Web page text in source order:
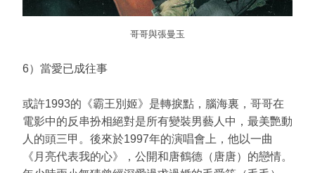
哥哥與張曼玉
6）當愛已成往事
或許1993的《霸王別姬》是轉捩點，腦海裏，哥哥在
電影中的反串扮相絕對是所有變裝男藝人中，最美艷動
人的頭三甲。後來於1997年的演唱會上，他以一曲
《月亮代表我的心》，公開和唐鶴德（唐唐）的戀情。